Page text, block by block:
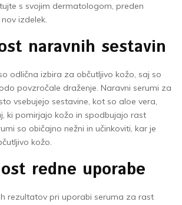
s svojim dermatologom, preden
izdelek.
naravnih sestavin
odlična izbira za občutljivo kožo, saj so
povzročale draženje. Naravni serumi za
vsebujejo sestavine, kot so aloe vera,
ki pomirjajo kožo in spodbujajo rast
so običajno nežni in učinkoviti, kar je
kožo.
redne uporabe
rezultatov pri uporabi seruma za rast